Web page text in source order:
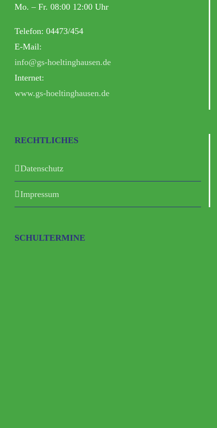
Mo. – Fr. 08:00 12:00 Uhr
Telefon: 04473/454
E-Mail:
info@gs-hoeltinghausen.de
Internet:
www.gs-hoeltinghausen.de
RECHTLICHES
Datenschutz
Impressum
SCHULTERMINE